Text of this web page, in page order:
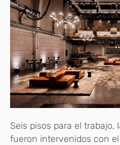
Seis pisos para el
fueron intervenidos con el